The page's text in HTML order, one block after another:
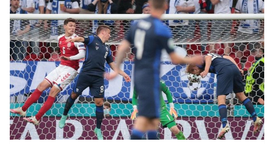
pomocnika, aby zasłonić ten straszny widok. Na
stadionie zapadła głucha cisza...Trwa reanimacja
Christiana Eriksena Piłkarz pod koniec pierwszej połowy
meczu z Finlandią nagłe padł na murawęSłużby
medyczne rozpoczęły natychmiast reanimację
zawodnikaDzisiejsze spotkanie reprezentacji Danii i
Finlandii miało być kolejnym świętem wielkiej imprezy,
jaką jest Euro 2020. Niestety w trakcie meczu doszło do
tragicznego zdarzenia z udziałem Christiana Eriksena.
Piłkarz padł na murawę bez kontaktu z rywalem w pod
koniec pierwszej części starcia. Zawodnik Interu
Mediolan w trakcie upadku stracił przytomność i
pozostawał w bezruchu. U duńskiego pomocnika doszło